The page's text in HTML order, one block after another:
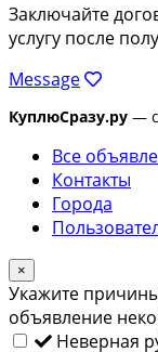
Заключайте
услугу после
Message
КуплюСразу.ру —
Все
Контакты
Города
×
Укажите
объявление
Неверная